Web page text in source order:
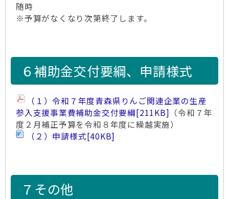
随時
※予算がなくなり次第終了します。
６補助金交付要綱、申請様式
（１）令和７年度青森県りんご関連企業の生産
参入支援事業費補助金交付要綱[211KB] （令和７年
度２月補正予算を令和８年度に繰越実施）
（２）申請様式[40KB]
７その他